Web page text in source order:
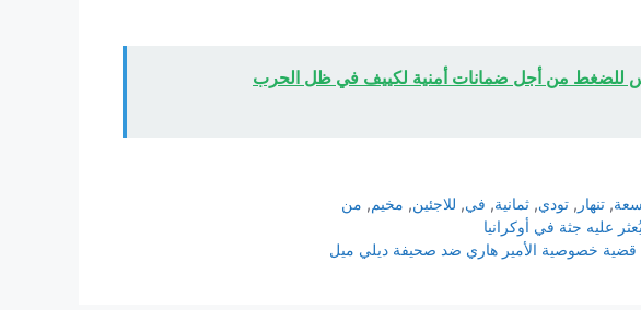
للضغط من أجل ضمانات أمنية لكييف في ظل الحرب
,تنهار ,تودي,ثمانية, في, للاجئين, مخيم, من
عليه جثة في أوكرانيا
قضية خصوصية الأمير هاري ضد صحيفة ديلي ميل